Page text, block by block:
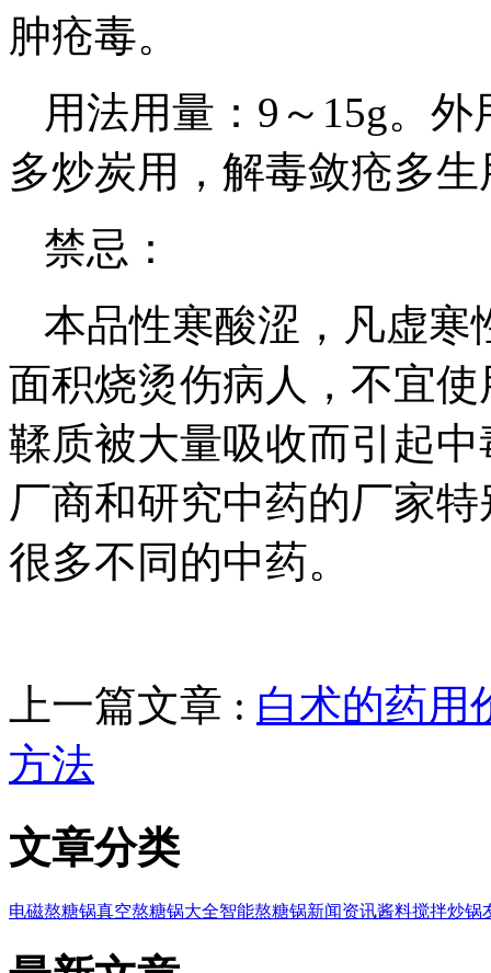
肿疮毒。
用法用量：9～15g。
多炒炭用，解毒敛疮多生
禁忌：
本品性寒酸涩，凡虚寒
面积烧烫伤病人，不宜
鞣质被大量吸收而引起
厂商和研究中药的厂家
很多不同的中药。
上一篇文章 : 白术的药用
方法
文章分类
电磁熬糖锅真空熬糖锅大全智能熬糖锅新闻资讯酱料搅拌炒锅